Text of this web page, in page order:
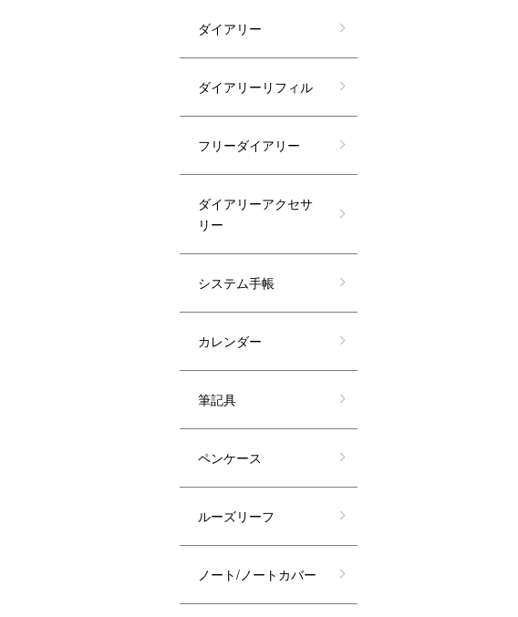
ダイアリー
ダイアリーリフィル
フリーダイアリー
ダイアリーアクセサ
リー
システム手帳
カレンダー
筆記具
ペンケース
ルーズリーフ
ノート/ノートカバー